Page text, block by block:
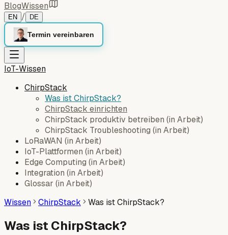
BlogWissen
EN / DE
Termin vereinbaren
IoT-Wissen
ChirpStack
Was ist ChirpStack?
ChirpStack einrichten
ChirpStack produktiv betreiben (in Arbeit)
ChirpStack Troubleshooting (in Arbeit)
LoRaWAN (in Arbeit)
IoT-Plattformen (in Arbeit)
Edge Computing (in Arbeit)
Integration (in Arbeit)
Glossar (in Arbeit)
Wissen
ChirpStack Was ist ChirpStack?
Was ist ChirpStack?